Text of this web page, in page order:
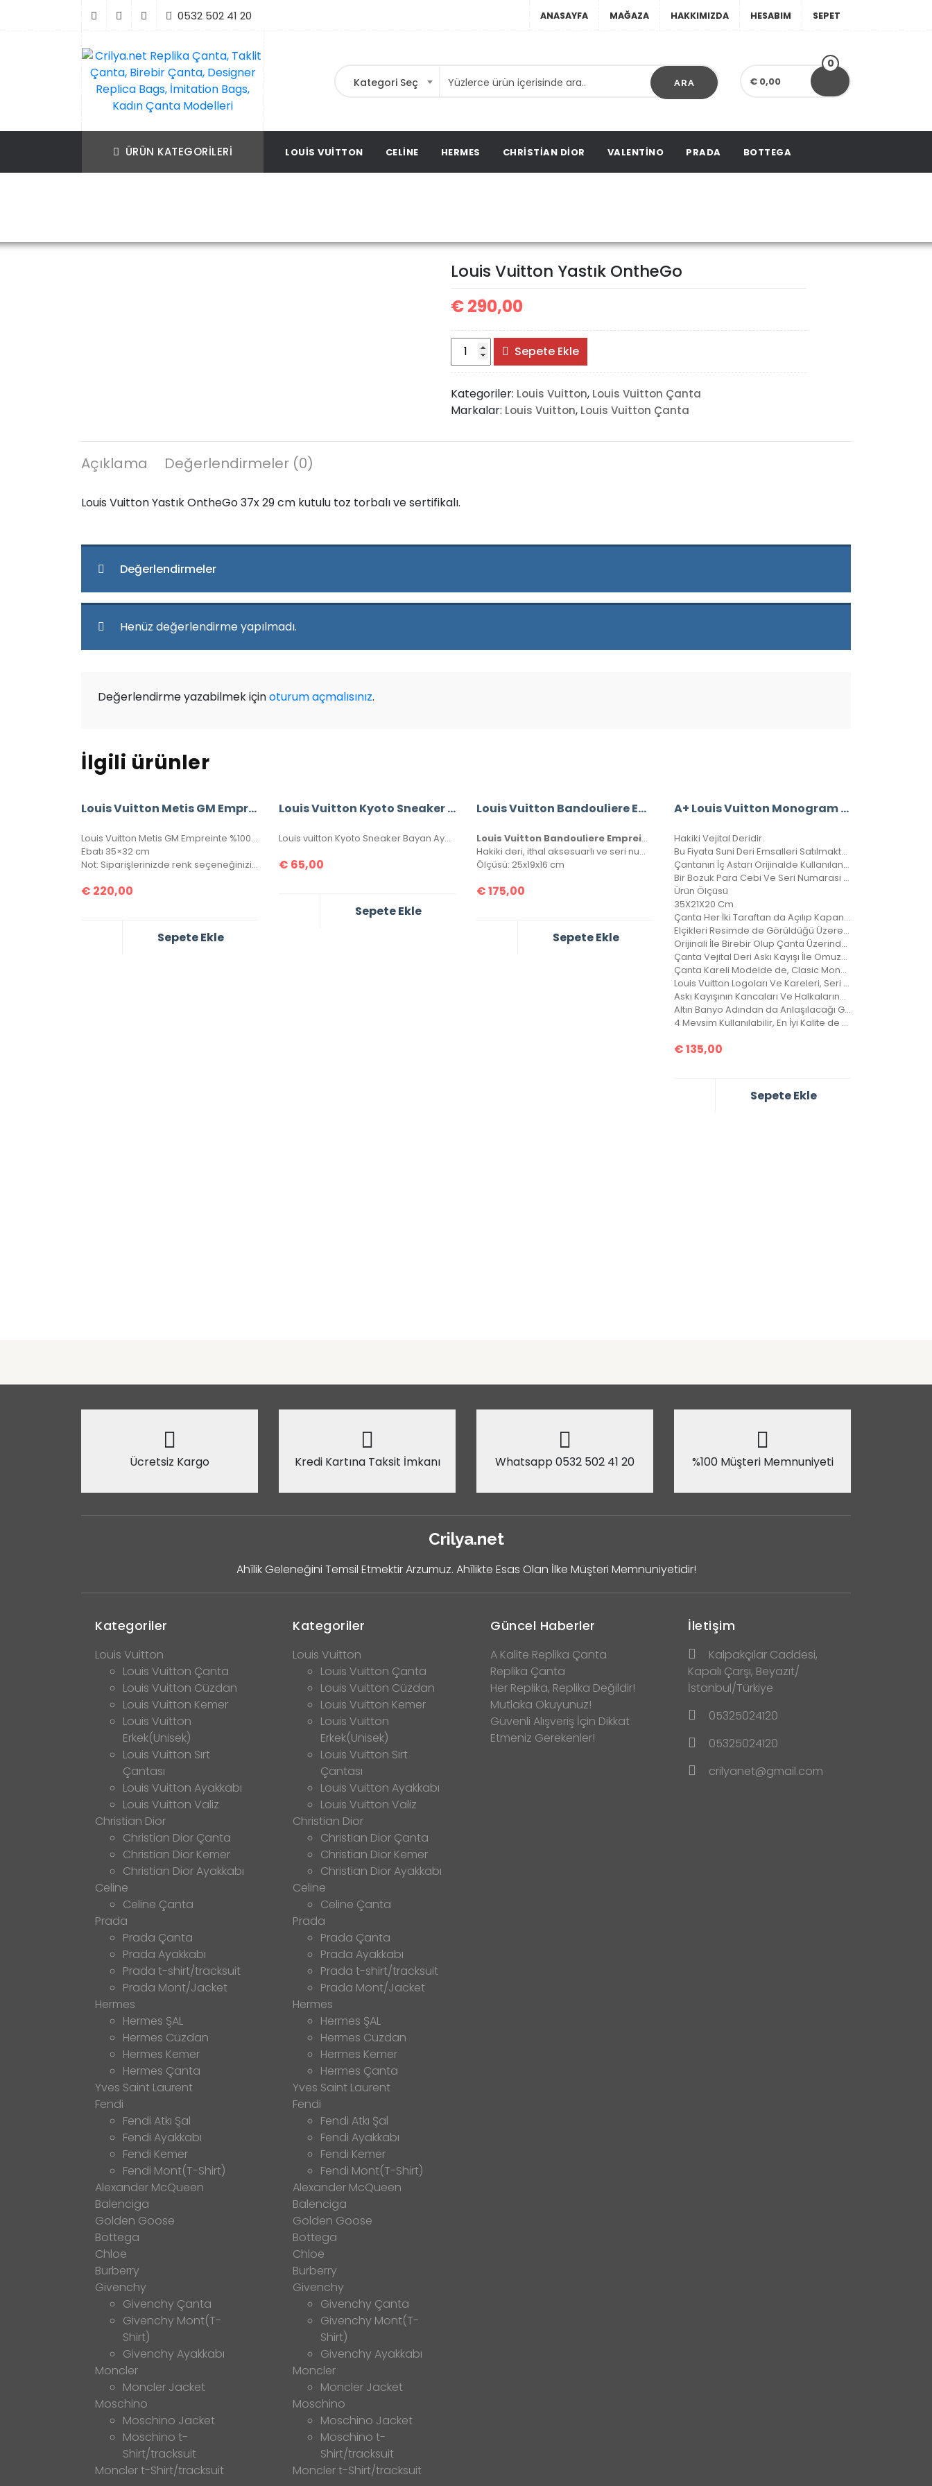
0532 502 41 20 ANASAYFA MAĞAZA HAKKIMIZDA HESABIM SEPET
Kadın Çanta Modelleri
Kategori Seç ARA € 0,00
0
ÜRÜN KATEGORILERI LOUIS VUITTON CELINE HERMES CHRISTIAN DIOR VALENTINO PRADA BOTTEGA
Louis Vuitton Yastık OntheGo
€290,00
Louis
Vuitton
Yastık
OntheGo
adet
Sepete Ekle
Kategoriler: Louis Vuitton, Louis Vuitton Çanta
Markalar: Louis Vuitton, Louis Vuitton Çanta
Açıklama Değerlendirmeler (0)
Louis Vuitton Yastık OntheGo 37x 29 cm kutulu toz torbalı ve sertifikalı.
Değerlendirmeler
Henüz değerlendirme yapılmadı.
Değerlendirme yazabilmek içinoturum açmalısınız.
İlgili ürünler
Louis Vuitton Metis GM Empreinte %100 Hakiki Deri
Louis Vuitton Metis GM Empreinte %100 hakiki deri, seri numaralı, kutulu, toz torbalo, sertifikalı.
Ebatı 35×32 cm
Not: Siparişlerinizde renk seçeneğinizi lütfen belirtiniz.
€ 220,00
Sepete Ekle
Louis Vuitton Kyoto Sneaker Bayan Ayakkabı
Louis vuitton Kyoto Sneaker Bayan Ayakkabı, Hakiki Deri, 36-37-38-39-40 Numaraları Mevcuttur.
€ 65,00
Sepete Ekle
Louis Vuitton Bandouliere Empreinte Speedy 25 Cm
Louis Vuitton Bandouliere Empreinte Speedy 25 Cm
Hakiki deri, ithal aksesuarlı ve seri numaralıdır. Orijinalinde kullanılan Monako deri kullanılmıştır. Kutulu, toz torbalı ve sertifikalı olarak gönderilecektir.
Ölçüsü: 25x19x16 cm
€175,00
Sepete Ekle
A+ Louis Vuitton Monogram Bandouliere Speedy 35’Lik Vejital Deri CRL242
Hakiki Vejital Deridir.
Bu Fiyata Suni Deri Emsalleri Satılmaktadır.
Çantanın İç Astarı Orijinalde Kullanılan Astardır.
Bir Bozuk Para Cebi Ve Seri Numarası Mevcuttur.
Ürün Ölçüsü
35X21X20 Cm
Çanta Her İki Taraftan da Açılıp Kapanabilir.
Elçikleri Resimde de Görüldüğü Üzere Kilitlenebilir.
Orijinali İle Birebir Olup Çanta Üzerindeki Desen Sayısı Orjinalinde ki İle Aynıdır.
Çanta Vejital Deri Askı Kayışı İle Omuzda, Çarpraz Ve Düz Taşınabilir.
Çanta Kareli Modelde de, Clasic Monogramlı Modelde de, Orjinalinde ki Kare Sayısı İle Çantamızdaki Kare Sayıları Eşittir.
Louis Vuitton Logoları Ve Kareleri, Seri Numarası, Bozuk Para Cebi İle Birebir Aynıdır.
Askı Kayışının Kancaları Ve Halkalarında Louis Vuitton Yazıları Mevcuttur Ve Metal Aksamları Altın Banyodur.
Altın Banyo Adından da Anlaşılacağı Gibi, Kaplamanın En Kaliteli Olanıdır. Ömürlüktür, Yıllarca Kararmaz, Sararmaz.
4 Mevsim Kullanılabilir, En İyi Kalite de Bir Çantadır.
€135,00
Sepete Ekle
Ücretsiz Kargo Kredi Kartına Taksit İmkanı Whatsapp 0532 502 41 20 %100 Müşteri Memnuniyeti
Crilya.net
Ahîlik Geleneğini Temsil Etmektir Arzumuz. Ahîlikte Esas Olan İlke Müşteri Memnuniyetidir!
Kategoriler
Louis Vuitton
Louis Vuitton Çanta
Louis Vuitton Cüzdan
Louis Vuitton Kemer
Louis Vuitton
Erkek(Unisek)
Louis Vuitton Sırt
Çantası
Louis Vuitton Ayakkabı
Louis Vuitton Valiz
Christian Dior
Christian Dior Çanta
Christian Dior Kemer
Christian Dior Ayakkabı
Celine
Celine Çanta
Prada
Prada Çanta
Prada Ayakkabı
Prada t-shirt/tracksuit
Prada Mont/Jacket
Hermes
Hermes ŞAL
Hermes Cüzdan
Hermes Kemer
Hermes Çanta
Yves Saint Laurent
Fendi
Fendi Atkı Şal
Fendi Ayakkabı
Fendi Kemer
Fendi Mont(T-Shirt)
Alexander McQueen
Balenciga
Golden Goose
Bottega
Chloe
Burberry
Givenchy
Givenchy Çanta
Givenchy Mont(T-
Shirt)
Givenchy Ayakkabı
Moncler
Moncler Jacket
Moschino
Moschino Jacket
Moschino t-
Shirt/tracksuit
Moncler t-Shirt/tracksuit
Kategoriler
Louis Vuitton
Louis Vuitton Çanta
Louis Vuitton Cüzdan
Louis Vuitton Kemer
Louis Vuitton
Erkek(Unisek)
Louis Vuitton Sırt
Çantası
Louis Vuitton Ayakkabı
Louis Vuitton Valiz
Christian Dior
Christian Dior Çanta
Christian Dior Kemer
Christian Dior Ayakkabı
Celine
Celine Çanta
Prada
Prada Çanta
Prada Ayakkabı
Prada t-shirt/tracksuit
Prada Mont/Jacket
Hermes
Hermes ŞAL
Hermes Cüzdan
Hermes Kemer
Hermes Çanta
Yves Saint Laurent
Fendi
Fendi Atkı Şal
Fendi Ayakkabı
Fendi Kemer
Fendi Mont(T-Shirt)
Alexander McQueen
Balenciga
Golden Goose
Bottega
Chloe
Burberry
Givenchy
Givenchy Çanta
Givenchy Mont(T-
Shirt)
Givenchy Ayakkabı
Moncler
Moncler Jacket
Moschino
Moschino Jacket
Moschino t-
Shirt/tracksuit
Moncler t-Shirt/tracksuit
Güncel Haberler
A Kalite Replika Çanta
Replika Çanta
Her Replika, Replika Değildir!
Mutlaka Okuyunuz!
Güvenli Alışveriş İçin Dikkat
Etmeniz Gerekenler!
İletişim
Kalpakçılar Caddesi,
Kapalı Çarşı, Beyazıt/
İstanbul/Türkiye
05325024120
05325024120
crilyanet@gmail.com